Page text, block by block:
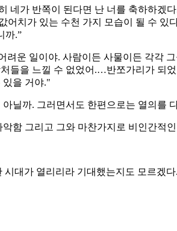
네가 반쪽이 된다면 난 너를 축하하겠
치가 있는 수천 가지 모습이 될 수
까.”
운 일이야. 사람이든 사물이든 각각
들을 느낄 수 없었어.…반쪼가리가 되
있을 거야."
닐까. 그러면서도 한편으로는 열의를
함 그리고 그와 마찬가지로 비인간적
대가 열리리라 기대했는지도 모르겠